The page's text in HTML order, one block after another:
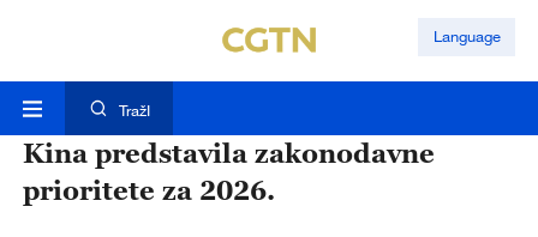
Language
TražI
Kina predstavila zakonodavne
prioritete za 2026.